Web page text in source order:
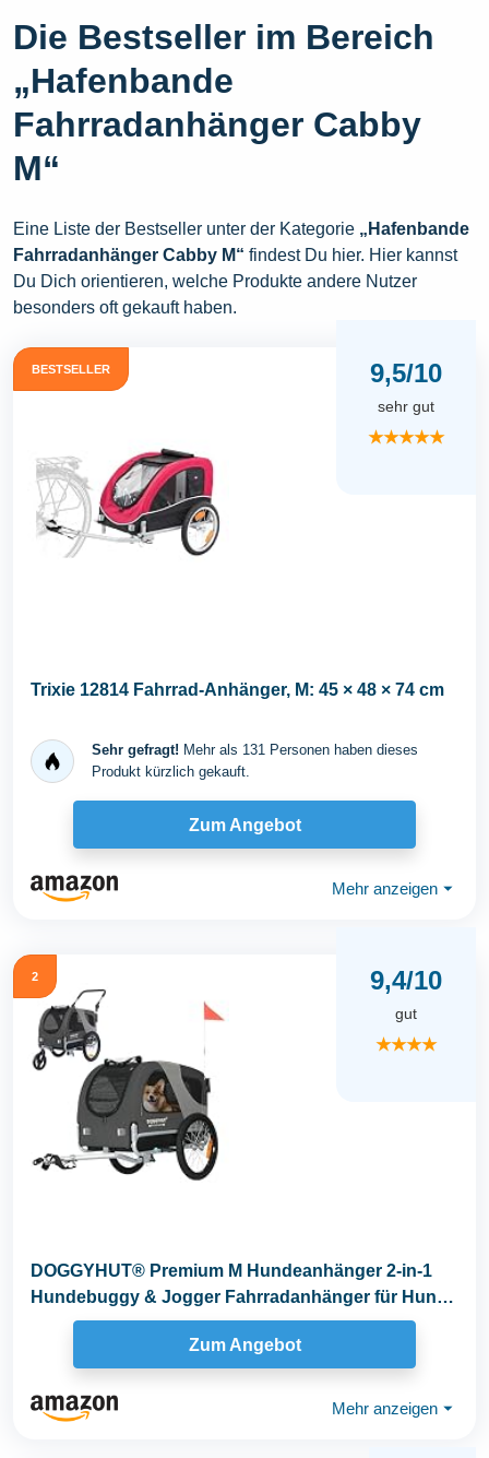
Die Bestseller im Bereich
„Hafenbande
Fahrradanhänger Cabby
M“
Eine Liste der Bestseller unter der Kategorie „Hafenbande
Fahrradanhänger Cabby M“ findest Du hier. Hier kannst
Du Dich orientieren, welche Produkte andere Nutzer
besonders oft gekauft haben.
BESTSELLER 9,5/10
sehr gut
★★★★★
Trixie 12814 Fahrrad-Anhänger, M: 45 × 48 × 74 cm
Sehr gefragt! Mehr als 131 Personen haben dieses
Produkt kürzlich gekauft.
Zum Angebot
Mehr anzeigen ⏷
2 9,4/10
gut
★★★★
DOGGYHUT® Premium M Hundeanhänger 2-in-1
Hundebuggy & Jogger Fahrradanhänger für Hunde
bis 23kg
Zum Angebot
Mehr anzeigen ⏷